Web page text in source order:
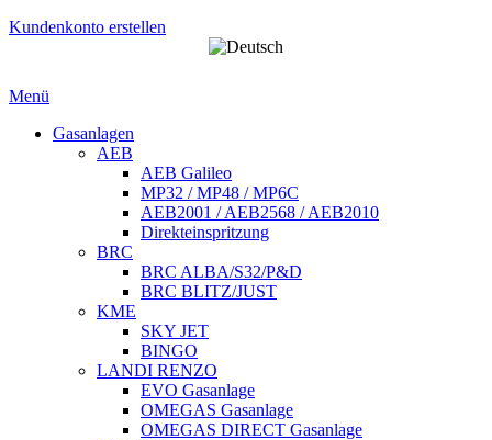
Kundenkonto erstellen
Menü
Gasanlagen
AEB
AEB Galileo
MP32 / MP48 / MP6C
AEB2001 / AEB2568 / AEB2010
Direkteinspritzung
BRC
BRC ALBA/S32/P&D
BRC BLITZ/JUST
KME
SKY JET
BINGO
LANDI RENZO
EVO Gasanlage
OMEGAS Gasanlage
OMEGAS DIRECT Gasanlage